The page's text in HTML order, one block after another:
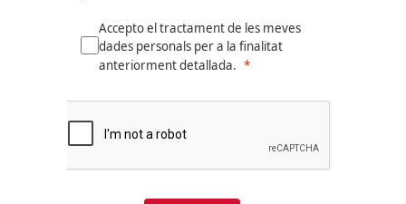
Accepto el tractament de les meves
dades personals per a la finalitat
anteriorment detallada.